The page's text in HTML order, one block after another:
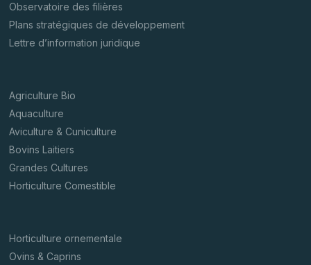
Observatoire des filières
Plans stratégiques de développement
Lettre d’information juridique
Agriculture Bio
Aquaculture
Aviculture & Cuniculture
Bovins Laitiers
Grandes Cultures
Horticulture Comestible
Horticulture ornementale
Ovins & Caprins